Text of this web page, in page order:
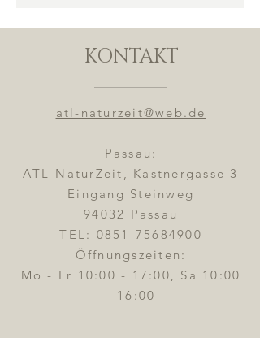
KONTAKT
atl-naturzeit@web.de
Passau:
ATL-NaturZeit, Kastnergasse 3
Eingang Steinweg
94032 Passau
TEL: 0851-75684900
Öffnungszeiten:
Mo - Fr 10:00 - 17:00, Sa 10:00
- 16:00